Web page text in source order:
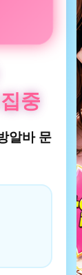
중
알바 문